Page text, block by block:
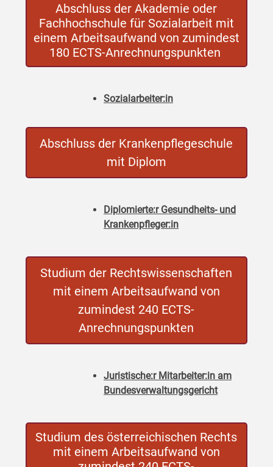
Abschluss der Akademie oder
Fachhochschule für Sozialarbeit mit
einem Arbeitsaufwand von zumindest
180 ECTS-Anrechnungspunkten
Sozialarbeiter:in
Abschluss der Krankenpflegeschule
mit Diplom
Diplomierte:r Gesundheits- und
Krankenpfleger:in
Studium der Rechtswissenschaften
mit einem Arbeitsaufwand von
zumindest 240 ECTS-
Anrechnungspunkten
Juristische:r Mitarbeiter:in am
Bundesverwaltungsgericht
Studium des österreichischen Rechts
mit einem Arbeitsaufwand von